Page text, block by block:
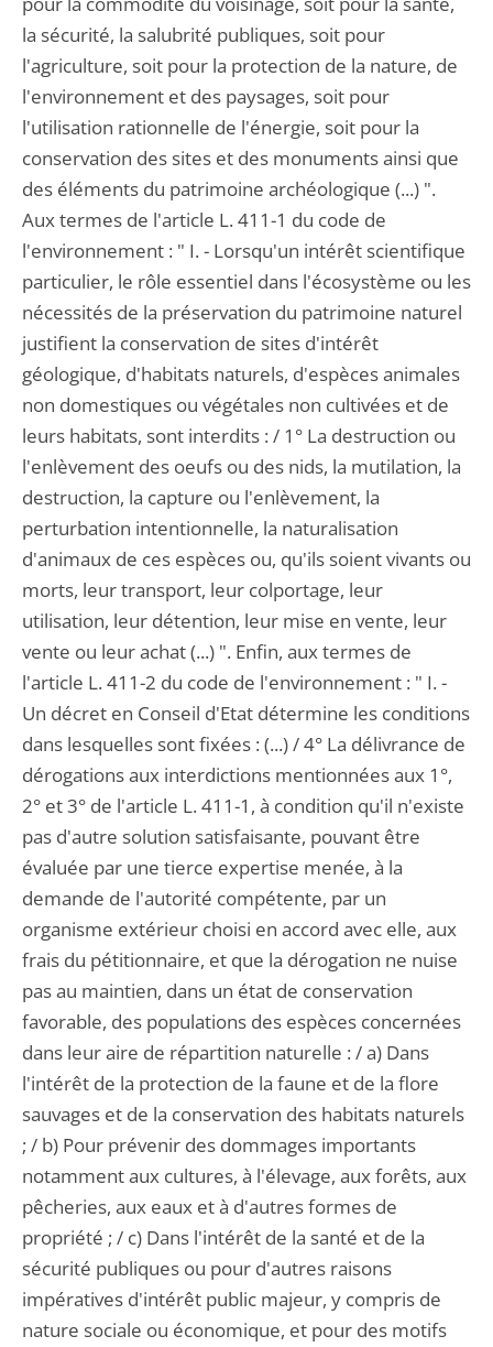
la sécurité, la salubrité publiques, soit pour
l'agriculture, soit pour la protection de la nature, de
l'environnement et des paysages, soit pour
l'utilisation rationnelle de l'énergie, soit pour la
conservation des sites et des monuments ainsi que
des éléments du patrimoine archéologique (...) ".
Aux termes de l'article L. 411-1 du code de
l'environnement : " I. - Lorsqu'un intérêt scientifique
particulier, le rôle essentiel dans l'écosystème ou les
nécessités de la préservation du patrimoine naturel
justifient la conservation de sites d'intérêt
géologique, d'habitats naturels, d'espèces animales
non domestiques ou végétales non cultivées et de
leurs habitats, sont interdits : / 1° La destruction ou
l'enlèvement des oeufs ou des nids, la mutilation, la
destruction, la capture ou l'enlèvement, la
perturbation intentionnelle, la naturalisation
d'animaux de ces espèces ou, qu'ils soient vivants ou
morts, leur transport, leur colportage, leur
utilisation, leur détention, leur mise en vente, leur
vente ou leur achat (...) ". Enfin, aux termes de
l'article L. 411-2 du code de l'environnement : " I. -
Un décret en Conseil d'Etat détermine les conditions
dans lesquelles sont fixées : (...) / 4° La délivrance de
dérogations aux interdictions mentionnées aux 1°,
2° et 3° de l'article L. 411-1, à condition qu'il n'existe
pas d'autre solution satisfaisante, pouvant être
évaluée par une tierce expertise menée, à la
demande de l'autorité compétente, par un
organisme extérieur choisi en accord avec elle, aux
frais du pétitionnaire, et que la dérogation ne nuise
pas au maintien, dans un état de conservation
favorable, des populations des espèces concernées
dans leur aire de répartition naturelle : / a) Dans
l'intérêt de la protection de la faune et de la flore
sauvages et de la conservation des habitats naturels
; / b) Pour prévenir des dommages importants
notamment aux cultures, à l'élevage, aux forêts, aux
pêcheries, aux eaux et à d'autres formes de
propriété ; / c) Dans l'intérêt de la santé et de la
sécurité publiques ou pour d'autres raisons
impératives d'intérêt public majeur, y compris de
nature sociale ou économique, et pour des motifs